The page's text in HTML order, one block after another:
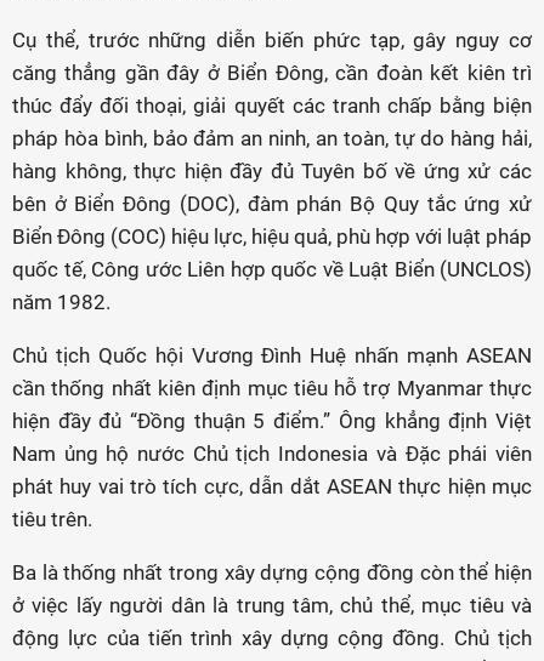
Cụ thể, trước những diễn biến phức tạp, gây nguy cơ
căng thẳng gần đây ở Biển Đông, cần đoàn kết kiên trì
thúc đẩy đối thoại, giải quyết các tranh chấp bằng biện
pháp hòa bình, bảo đảm an ninh, an toàn, tự do hàng hải,
hàng không, thực hiện đầy đủ Tuyên bố về ứng xử các
bên ở Biển Đông (DOC), đàm phán Bộ Quy tắc ứng xử
Biển Đông (COC) hiệu lực, hiệu quả, phù hợp với luật pháp
quốc tế, Công ước Liên hợp quốc về Luật Biển (UNCLOS)
năm 1982.
Chủ tịch Quốc hội Vương Đình Huệ nhấn mạnh ASEAN
cần thống nhất kiên định mục tiêu hỗ trợ Myanmar thực
hiện đầy đủ “Đồng thuận 5 điểm.” Ông khẳng định Việt
Nam ủng hộ nước Chủ tịch Indonesia và Đặc phái viên
phát huy vai trò tích cực, dẫn dắt ASEAN thực hiện mục
tiêu trên.
Ba là thống nhất trong xây dựng cộng đồng còn thể hiện
ở việc lấy người dân là trung tâm, chủ thể, mục tiêu và
động lực của tiến trình xây dựng cộng đồng. Chủ tịch